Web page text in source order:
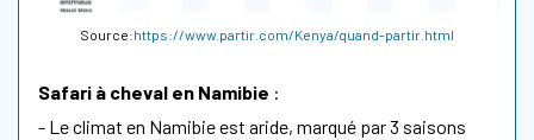
Source:https://www.partir.com/Kenya/quand-partir.html
Safari à cheval en Namibie :
- Le climat en Namibie est aride, marqué par 3 saisons